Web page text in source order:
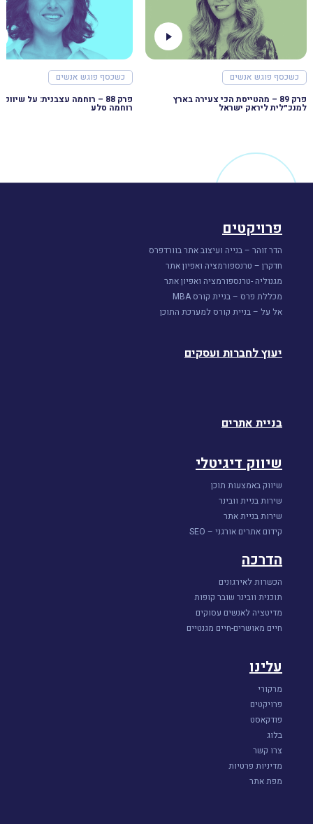
כשכסף פוגש אנשים
פרק 89 – מהטייסת הכי צעירה בארץ
למנכ״לית ליראק ישראל
כשכסף פוגש אנשים
רוחמה סלע
פרויקטים
הדר זוהר – בנייה ועיצוב אתר בוורדפרס
חדקרן – טרנספורמציה ואפיון אתר
מגנוליה -טרנספורמציה ואפיון אתר
מכללת פרס – בניית קורס MBA
אל על – בניית קורס למערכת התוכן
יעוץ לחברות ועסקים
בניית אתרים
שיווק דיגיטלי
שיווק באמצעות תוכן
שירות בניית וובינר
שירות בניית אתר
קידום אתרים אורגני – SEO
הדרכה
הכשרות לאירגונים
תוכנית וובינר שובר קופות
מדיטציה לאנשים עסוקים
חיים מאושרים-חיים מגנטיים
עלינו
מרקורי
פרויקטים
פודקאסט
בלוג
צרו קשר
מדיניות פרטיות
מפת אתר